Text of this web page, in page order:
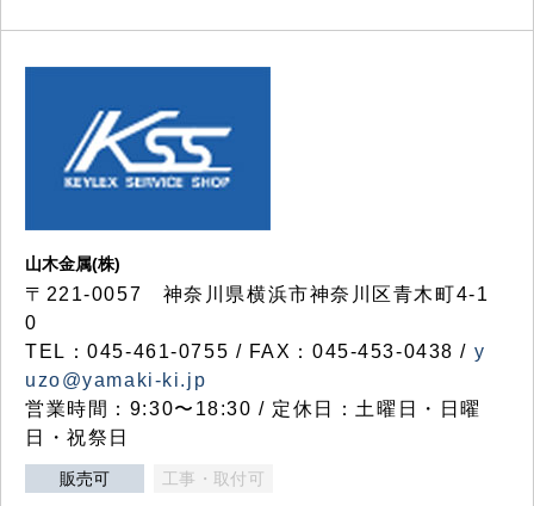
山木金属(株)
〒221-0057 神奈川県横浜市神奈川区青木町4-1
0
TEL：045-461-0755 / FAX：045-453-0438 / y
uzo@yamaki-ki.jp
営業時間：9:30〜18:30 / 定休日：土曜日・日曜
日・祝祭日
販売可 工事・取付可